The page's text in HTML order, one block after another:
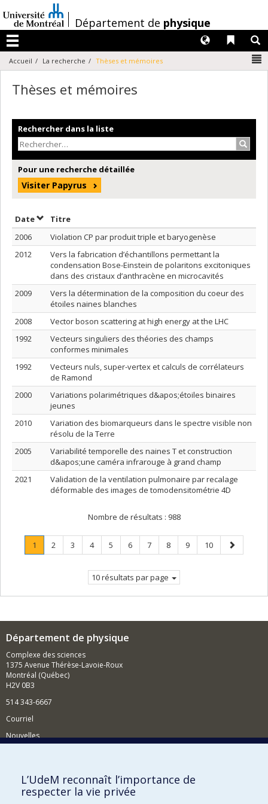
au
contenu
/Département de physique
Menu
Liens
Langues
Accueil La recherche Thèses et mémoires
Thèses et mémoires
Rechercher dans la liste
Pour une recherche détaillée
Visiter Papyrus
DateTrier par date en ordre décroissant
Titre
2006
Violation CP par produit triple et baryogenèse
2012
Vers la fabrication d’échantillons permettant la
condensation Bose-Einstein de polaritons excitoniques
dans des cristaux d’anthracène en microcavités
2009
Vers la détermination de la composition du coeur des
étoiles naines blanches
2008
Vector boson scattering at high energy at the LHC
1992
Vecteurs singuliers des théories des champs
conformes minimales
1992
Vecteurs nuls, super-vertex et calculs de corrélateurs
de Ramond
2000
Variations polarimétriques d&apos;étoiles binaires
jeunes
2010
Variation des biomarqueurs dans le spectre visible non
résolu de la Terre
2005
Variabilité temporelle des naines T et construction
d&apos;une caméra infrarouge à grand champ
2021
Validation de la ventilation pulmonaire par recalage
déformable des images de tomodensitométrie 4D
Nombre de résultats : 988
Page
1
Page
Page
2 Page
3 Page
4 Page
5 Page
6 Page
7 Page
8 Page
9 Page
10
Page
suivante
10 résultats par page
Département de physique
Complexe des sciences
1375 Avenue Thérèse-Lavoie-Roux
Montréal (Québec)
H2V 0B3
514 343-6667
Courriel
Nouvelles
Comment soutenir le Département?
BESOIN D'AIDE?
L’UdeM reconnaît l’importance de
respecter la vie privée